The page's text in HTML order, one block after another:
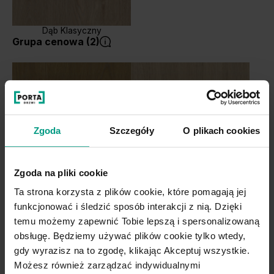
Zgoda Szczegóły O plikach cookies
Zgoda na pliki cookie
Ta strona korzysta z plików cookie, które pomagają jej
funkcjonować i śledzić sposób interakcji z nią. Dzięki
temu możemy zapewnić Tobie lepszą i spersonalizowaną
obsługę. Będziemy używać plików cookie tylko wtedy,
gdy wyrazisz na to zgodę, klikając Akceptuj wszystkie.
Możesz również zarządzać indywidualnymi
Dąb Klasyczny
Grupa cenowa (2)
Dąb Naturalny Dąb Matowy